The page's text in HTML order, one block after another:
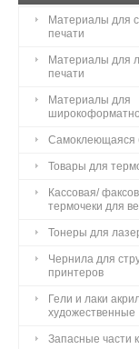
Материалы для
печати
Материалы для
печати
Материалы для
Самоклеющаяся
Товары для
Кассовая/
термочеки для
Тонеры для
Чернила для
принтеров
Гели и лаки
художественные
Запасные части